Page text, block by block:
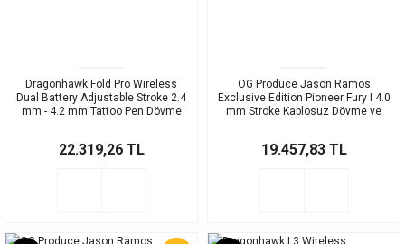
Dragonhawk Fold Pro Wireless
Dual Battery Adjustable Stroke 2.4
mm - 4.2 mm Tattoo Pen Dövme
22.319,26 TL
OG Produce Jason Ramos
Exclusive Edition Pioneer Fury I 4.0
mm Stroke Kablosuz Dövme ve
19.457,83 TL